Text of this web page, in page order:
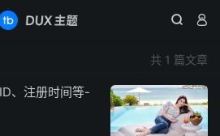
 
共 1 篇文章
、注册时间等-